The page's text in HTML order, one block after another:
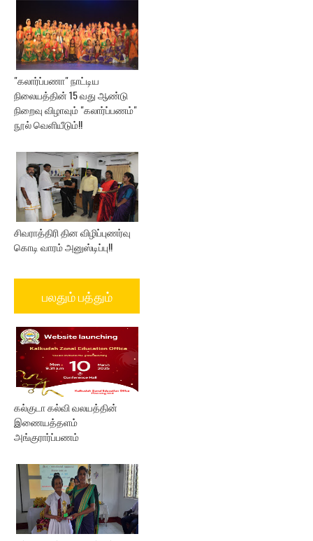
"கலார்ப்பணா" நாட்டிய
நிலையத்தின் 15 வது ஆண்டு
நிறைவு விழாவும் "கலார்ப்பணம்"
நூல் வெளியீடும்!!
சிவராத்திரி தின விழிப்புணர்வு
கொடி வாரம் அனுஸ்டிப்பு!!
பலதும் பத்தும்
கல்குடா கல்வி வலயத்தின்
இணையத்தளம்
அங்குரார்ப்பணம்